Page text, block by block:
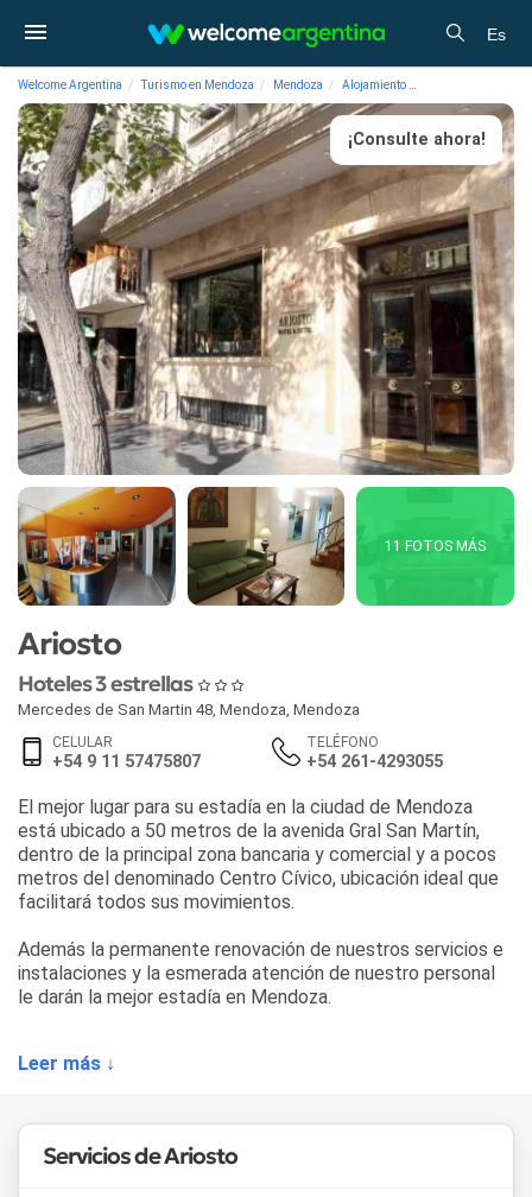
Es
Welcome Argentina Turismo en Mendoza Mendoza Alojamiento
¡Consulte ahora!
11 FOTOS MÁS
Ariosto
Hoteles 3 estrellas
Mercedes de San Martin 48 Mendoza Mendoza
CELULAR
+54 9 11 57475807
TELÉFONO
+54 261-4293055
El mejor lugar para su estadía en la ciudad de Mendoza
está ubicado a 50 metros de la avenida Gral San Martín,
dentro de la principal zona bancaria y comercial y a pocos
metros del denominado Centro Cívico, ubicación ideal que
facilitará todos sus movimientos.
Además la permanente renovación de nuestros servicios e
instalaciones y la esmerada atención de nuestro personal
le darán la mejor estadía en Mendoza.
acondicionado y calefacción individual, TV 29", caja de
Leer más ↓
Servicios de Ariosto